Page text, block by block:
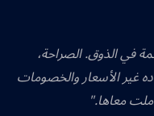
في الذوق. الصراحة،
غير الأسعار والخصومات
معاها."